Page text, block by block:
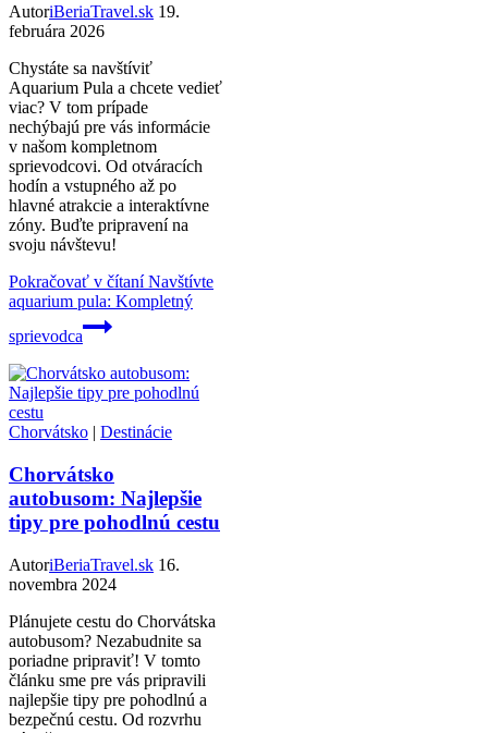
AutoriBeriaTravel.sk 19.
februára 2026
Chystáte sa navštíviť
Aquarium Pula a chcete vedieť
viac? V tom prípade
nechýbajú pre vás informácie
v našom kompletnom
sprievodcovi. Od otváracích
hodín a vstupného až po
hlavné atrakcie a interaktívne
zóny. Buďte pripravení na
svoju návštevu!
Pokračovať v čítaníNavštívte
aquarium pula: Kompletný
sprievodca
Chorvátsko | Destinácie
Chorvátsko
autobusom: Najlepšie
tipy pre pohodlnú cestu
AutoriBeriaTravel.sk 16.
novembra 2024
Plánujete cestu do Chorvátska
autobusom? Nezabudnite sa
poriadne pripraviť! V tomto
článku sme pre vás pripravili
najlepšie tipy pre pohodlnú a
bezpečnú cestu. Od rozvrhu